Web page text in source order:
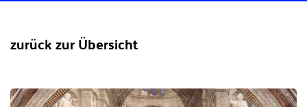
zurück zur Übersicht